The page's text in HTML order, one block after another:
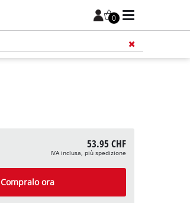
0
53.95 CHF
IVA inclusa, più spedizione
Compralo ora